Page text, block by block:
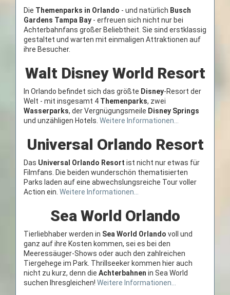
Die Themenparks in Orlando - und natürlich Busch
Gardens Tampa Bay - erfreuen sich nicht nur bei
Achterbahnfans großer Beliebtheit. Sie sind erstklassig
gestaltet und warten mit einmaligen Attraktionen auf
ihre Besucher.
Walt Disney World Resort
In Orlando befindet sich das größte Disney-Resort der
Welt - mit insgesamt 4 Themenparks, zwei
Wasserparks, der Vergnügungsmeile Disney Springs
und unzähligen Hotels. Weitere Informationen...
Universal Orlando Resort
Das Universal Orlando Resort ist nicht nur etwas für
Filmfans. Die beiden wunderschön thematisierten
Parks laden auf eine abwechslungsreiche Tour voller
Action ein. Weitere Informationen...
Sea World Orlando
Tierliebhaber werden in Sea World Orlando voll und
ganz auf ihre Kosten kommen, sei es bei den
Meeressäuger-Shows oder auch den zahlreichen
Tiergehege im Park. Thrillseeker kommen hier auch
nicht zu kurz, denn die Achterbahnen in Sea World
suchen Ihresgleichen! Weitere Informationen...